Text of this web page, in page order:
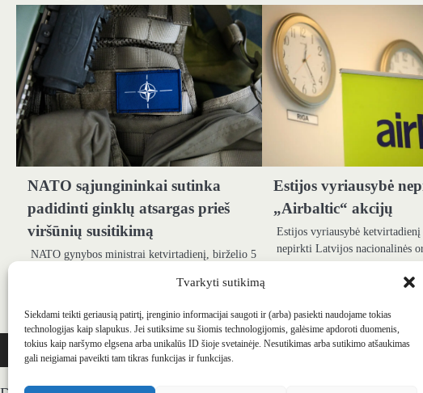
Tvarkyti sutikimą
Siekdami teikti geriausią patirtį, įrenginio informacijai saugoti ir (arba) pasiekti naudojame tokias
technologijas kaip slapukus. Jei sutiksime su šiomis technologijomis, galėsime apdoroti duomenis,
tokius kaip naršymo elgsena arba unikalūs ID šioje svetainėje. Nesutikimas arba sutikimo atšaukimas
gali neigiamai paveikti tam tikras funkcijas ir funkcijas.
NATO sąjungininkai sutinka
padidinti ginklų atsargas prieš
viršūnių susitikimą
NATO gynybos ministrai ketvirtadienį, birželio 5
žemės pajėgas, kad atgrasytų Rusiją, kuri
Estijos vyriausybė
„Airbaltic“ akcijų
Estijos vyriausybė ketvirtadienį
nepirkti Latvijos nacionalinės
oro linijų, estų Estijos
WEBSTUDIO.LT© SKAITMENINIO MARKETINGO PASLAUGOS. SEO tekstų